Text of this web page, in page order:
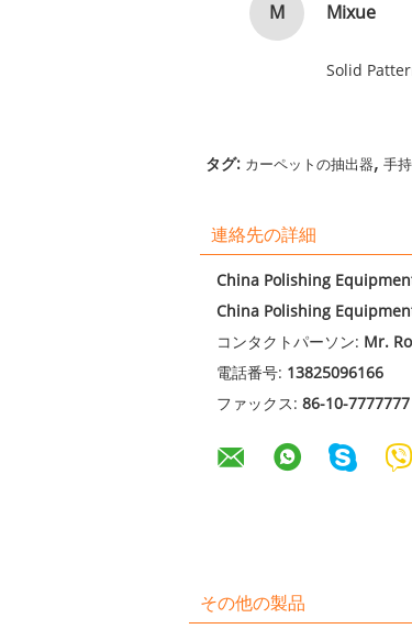
M Mixue
Solid
タグ: カーペットの抽出器, 手
連絡先の詳細
China Polishing
China Polishing
コンタクトパーソン: Mr.
電話番号: 13825096166
ファックス: 86-10-7777777
その他の製品